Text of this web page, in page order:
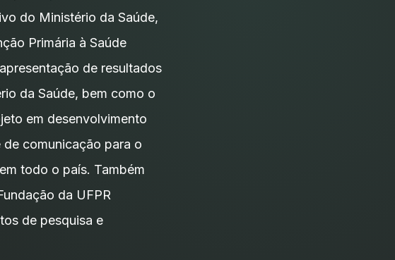
do Ministério da Saúde,
Primária à Saúde
de resultados
da Saúde, bem como o
em desenvolvimento
comunicação para o
todo o país. Também
da UFPR
de pesquisa e